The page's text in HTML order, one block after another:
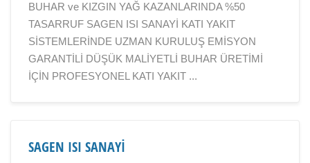
BUHAR ve KIZGIN YAĞ KAZANLARINDA %50
TASARRUF SAGEN ISI SANAYİ KATI YAKIT
SİSTEMLERİNDE UZMAN KURULUŞ EMİSYON
GARANTİLİ DÜŞÜK MALİYETLİ BUHAR ÜRETİMİ
İÇİN PROFESYONEL KATI YAKIT ...
SAGEN ISI SANAYİ